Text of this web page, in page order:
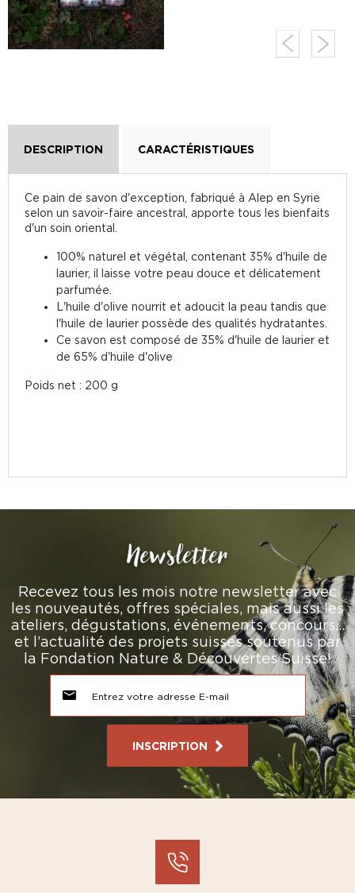
DESCRIPTION CARACTÉRISTIQUES
Ce pain de savon d'exception, fabriqué à Alep en Syrie
selon un savoir-faire ancestral, apporte tous les bienfaits
d'un soin oriental.
100% naturel et végétal, contenant 35% d'huile de
laurier, il laisse votre peau douce et délicatement
parfumée.
L'huile d'olive nourrit et adoucit la peau tandis que
l'huile de laurier possède des qualités hydratantes.
Ce savon est composé de 35% d'huile de laurier et
de 65% d'huile d'olive
Poids net : 200 g
Newsletter
Recevez tous les mois notre newsletter avec
les nouveautés, offres spéciales, mais aussi les
ateliers, dégustations, événements, concours…
et l’actualité des projets suisses soutenus par
la Fondation Nature & Découvertes Suisse!
INSCRIPTION